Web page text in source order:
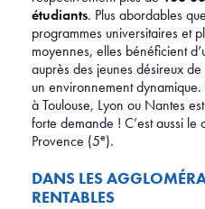
étudiants. Plus abordables
programmes universitaires et
moyennes, elles bénéficient
auprès des jeunes désireux
un environnement
à Toulouse, Lyon ou Nantes
forte demande ! C’est aussi
Provence (5e).
DANS LES
RENTABLES